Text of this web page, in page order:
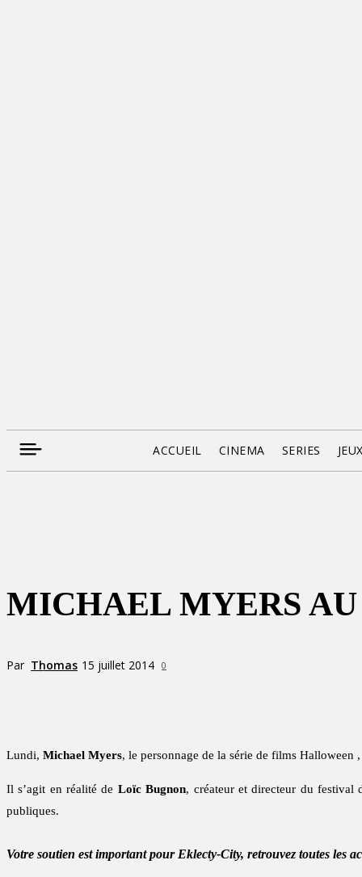
ACCUEIL CINEMA SERIES
MICHAEL MYERS
Par Thomas 15 juillet 2014 0
Lundi, Michael Myers, le personnage de la série de films Halloween
Il s’agit en réalité de Loïc Bugnon, créateur et directeur du festival
publiques.
Votre soutien est important pour Eklecty-City, retrouvez toutes les